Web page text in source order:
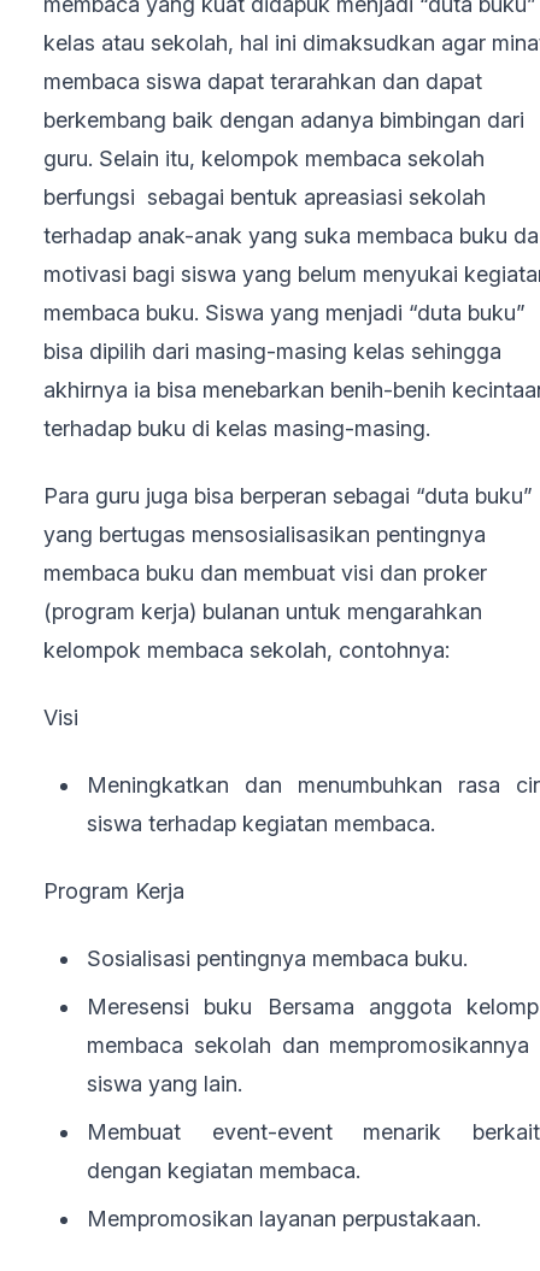
kelas atau sekolah, hal ini dimaksudkan agar
membaca siswa dapat terarahkan dan dapat
berkembang baik dengan adanya bimbingan dari
guru. Selain itu, kelompok membaca sekolah
berfungsi sebagai bentuk apreasiasi sekolah
terhadap anak-anak yang suka membaca buku
motivasi bagi siswa yang belum menyukai
membaca buku. Siswa yang menjadi “duta buku”
bisa dipilih dari masing-masing kelas sehingga
akhirnya ia bisa menebarkan benih-benih
terhadap buku di kelas masing-masing.
Para guru juga bisa berperan sebagai “duta buku”
yang bertugas mensosialisasikan pentingnya
membaca buku dan membuat visi dan proker
(program kerja) bulanan untuk mengarahkan
kelompok membaca sekolah, contohnya:
Visi
Meningkatkan dan menumbuhkan rasa
siswa terhadap kegiatan membaca.
Program Kerja
Sosialisasi pentingnya membaca buku.
Meresensi buku Bersama anggota
membaca sekolah dan mempromosikannya
siswa yang lain.
Membuat event-event menarik
dengan kegiatan membaca.
Mempromosikan layanan perpustakaan.